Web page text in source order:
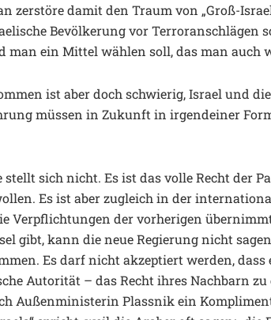
zerstöre damit den Traum von „Groß-
Bevölkerung vor Terroranschlägen
man ein Mittel wählen soll, das man auch
ist aber doch schwierig, Israel und
müssen in Zukunft in irgendeiner
stellt sich nicht. Es ist das volle Recht der
Es ist aber zugleich in der
Verpflichtungen der vorherigen
gibt, kann die neue Regierung nicht
Es darf nicht akzeptiert werden,
Autorität – das Recht ihres Nachbarn
Außenministerin Plassnik ein